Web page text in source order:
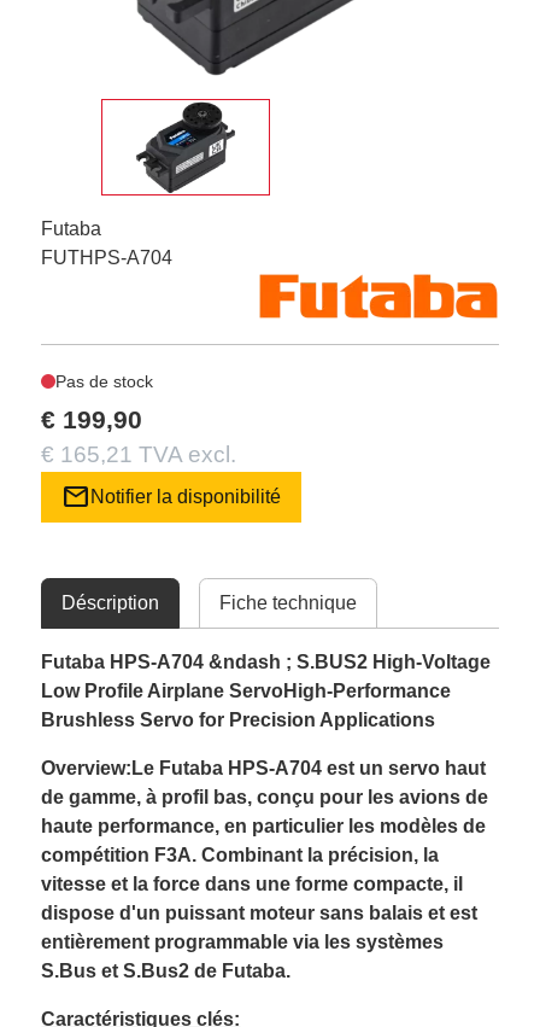
Futaba
FUTHPS-A704
Pas de stock
€ 199,90
€ 165,21 TVA excl.
mail Notifier la disponibilité
Déscription Fiche technique
Futaba HPS-A704 &ndash ; S.BUS2 High-Voltage
Low Profile Airplane ServoHigh-Performance
Brushless Servo for Precision Applications
Overview:Le Futaba HPS-A704 est un servo haut
de gamme, à profil bas, conçu pour les avions de
haute performance, en particulier les modèles de
compétition F3A. Combinant la précision, la
vitesse et la force dans une forme compacte, il
dispose d'un puissant moteur sans balais et est
entièrement programmable via les systèmes
S.Bus et S.Bus2 de Futaba.
Caractéristiques clés: